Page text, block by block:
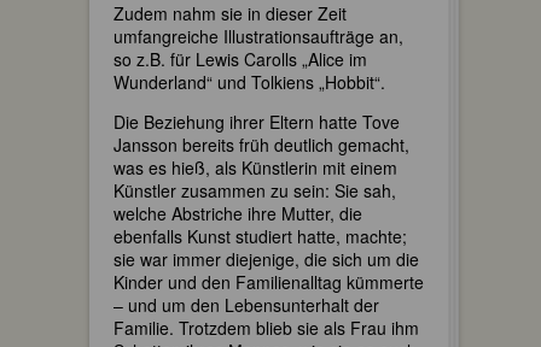
Zudem nahm sie in dieser Zeit
umfangreiche Illustrationsaufträge an,
so z.B. für Lewis Carolls „Alice im
Wunderland“ und Tolkiens „Hobbit“.
Die Beziehung ihrer Eltern hatte Tove
Jansson bereits früh deutlich gemacht,
was es hieß, als Künstlerin mit einem
Künstler zusammen zu sein: Sie sah,
welche Abstriche ihre Mutter, die
ebenfalls Kunst studiert hatte, machte;
sie war immer diejenige, die sich um die
Kinder und den Familienalltag kümmerte
– und um den Lebensunterhalt der
Familie. Trotzdem blieb sie als Frau ihm